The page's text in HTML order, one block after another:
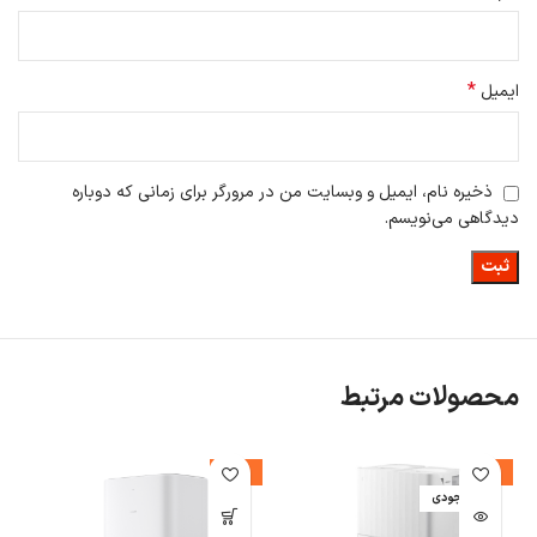
تعویض به‌موقع برس، عملکرد دستگاه را بهینه و عمر مفید آن را افزایش
ایمیل *
ذخیره نام، ایمیل و وبسایت من در مرورگر برای زمانی که دوباره
دیدگاهی می‌نویسم.
محصولات مرتبط
-7%
اتمام موجودی
-14%